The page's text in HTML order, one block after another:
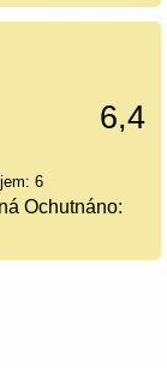
6,4
6
Ochutnáno: